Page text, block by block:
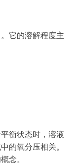
它的溶解程度主
衡状态时，溶液
的氧分压相关。
念。